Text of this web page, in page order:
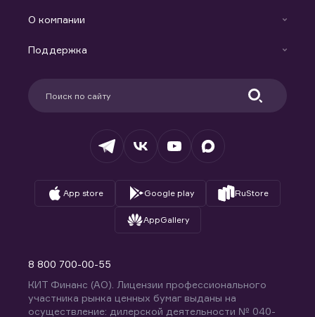
Индивидуальный Инвестиционный Счет
Доверительное управление капиталом
App store Google play RuStore
AppGallery
О компании
Контакты
Удостоверяющий центр
Поддержка
Техническая поддержка
Вопросы и ответы
8 800 700-00-55
КИТ Финанс (АО). Лицензии профессионального
участника рынка ценных бумаг выданы на
осуществление: дилерской деятельности № 040-